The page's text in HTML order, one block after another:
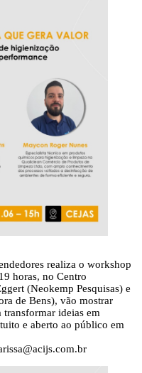
realiza o workshop
horas, no Centro
(Neokemp Pesquisas) e
de Bens), vão mostrar
ideias em
e aberto ao público em